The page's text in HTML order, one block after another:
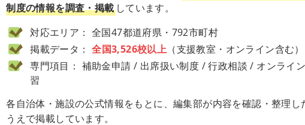
制度の情報を調査・掲載しています。
対応エリア： 全国47都道府県・792市町村
掲載データ：全国3,526校以上 （支援教室・オンライン含む）
専門項目： 補助金申請 / 出席扱い制度 / 行政相談 / オンライ
習
各自治体・施設の公式情報をもとに、編集部が内容を確認・整理し
うえで掲載しています。